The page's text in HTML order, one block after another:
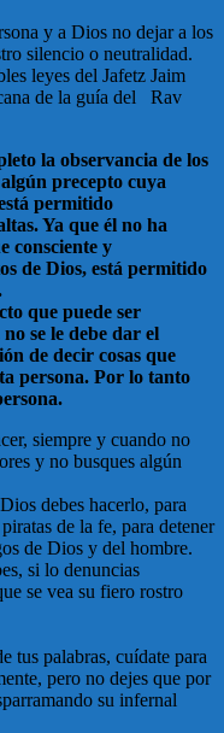
y a Dios no dejar a los
silencio o neutralidad.
leyes del Jafetz Jaim
de la guía del Rav
la observancia de los
precepto cuya
permitido
Ya que él no ha
consciente y
de Dios, está permitido
que puede ser
se le debe dar el
de decir cosas que
persona. Por lo tanto
siempre y cuando no
y no busques algún
debes hacerlo, para
de la fe, para detener
de Dios y del hombre.
si lo denuncias
se vea su fiero rostro
tus palabras, cuídate para
pero no dejes que por
su infernal